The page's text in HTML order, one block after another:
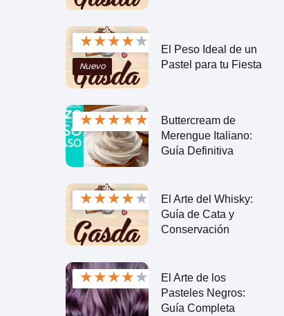
★★★★★
Nuevo
El Peso Ideal de un
Pastel para tu Fiesta
★★★★★
Buttercream de
Merengue Italiano:
Guía Definitiva
★★★★★
El Arte del Whisky:
Guía de Cata y
Conservación
★★★★★
El Arte de los
Pasteles Negros:
Guía Completa